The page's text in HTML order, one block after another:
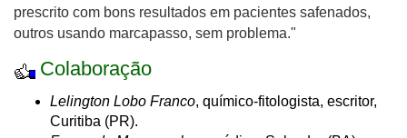
prescrito com bons resultados em pacientes safenados,
outros usando marcapasso, sem problema."
Colaboração
Lelington Lobo Franco, químico-fitologista, escritor,
Curitiba (PR).